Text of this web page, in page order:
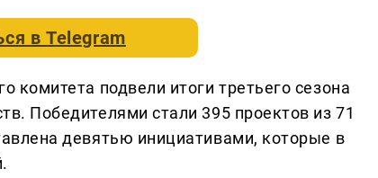
вTelegram
комитета подвели итоги третьего сезона
Победителями стали 395 проектов из 71
девятью инициативами, которые в